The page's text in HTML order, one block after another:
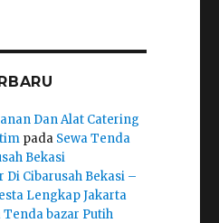
Dan Alat Catering
pada Sewa Tenda
Bekasi
Di Cibarusah Bekasi –
Lengkap Jakarta
Tenda bazar Putih